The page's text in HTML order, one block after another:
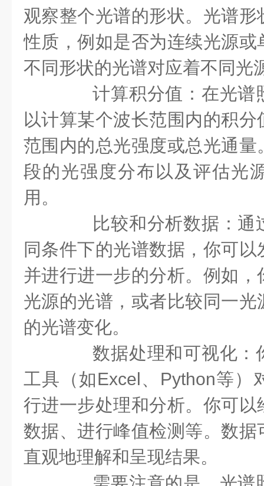
观察整个光谱的形状。光谱
性质，例如是否为连续光源
不同形状的光谱对应着不同光
计算积分值：在光谱
以计算某个波长范围内的积
范围内的总光强度或总光通
段的光强度分布以及评估光
用。
比较和分析数据：通
同条件下的光谱数据，你可
并进行进一步的分析。例如
光源的光谱，或者比较同一
的光谱变化。
数据处理和可视化：
工具（如Excel、Python等）
行进一步处理和分析。你可
数据、进行峰值检测等。数
直观地理解和呈现结果。